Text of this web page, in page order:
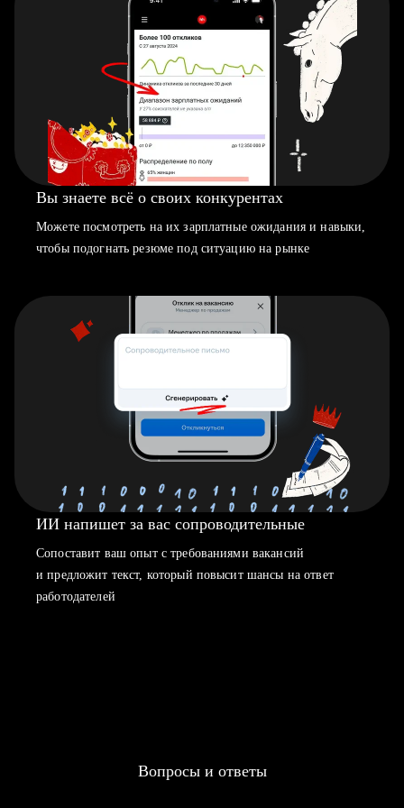
Вы знаете всё о своих конкурентах
Можете посмотреть на их зарплатные ожидания и навыки,
чтобы подогнать резюме под ситуацию на рынке
ИИ напишет за вас сопроводительные
Сопоставит ваш опыт с требованиями вакансий
и предложит текст, который повысит шансы на ответ
работодателей
Вопросы и ответы